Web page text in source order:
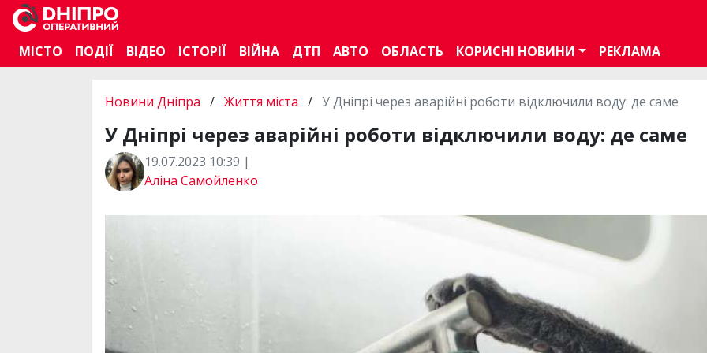
МІСТО ПОДІЇ ВІДЕО ІСТОРІЇ ВІЙНА ДТП АВТО ОБЛАСТЬ КОРИСНІ НОВИНИ РЕКЛАМА
Новини Дніпра / Життя міста / У Дніпрі через аварійні роботи відключили воду: де саме
У Дніпрі через аварійні роботи відключили воду: де саме
19.07.2023 10:39 |
Аліна Самойленко